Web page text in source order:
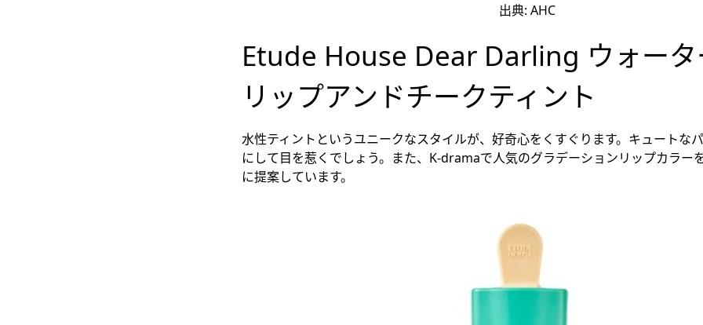
出典: AHC
Etude House Dear Darling ウォータ
リップアンドチークティント
水性ティントというユニークなスタイルが、好奇心をくすぐります。キュートな
にして目を惹くでしょう。また、K-dramaで人気のグラデーションリップカラー
に提案しています。